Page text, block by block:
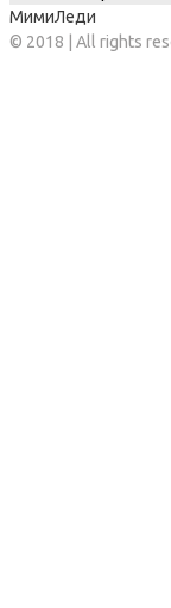
МимиЛеди
© 2018 | All rights